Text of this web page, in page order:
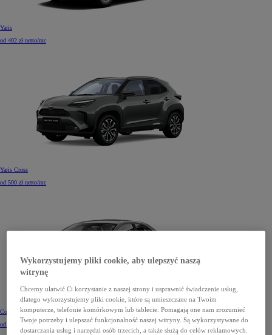
Yaris
od 402 zł netto/mc
Yaris Cross
od 500 zł netto/mc
Corolla Sedan
od 541 zł netto/mc
Wykorzystujemy pliki cookie, aby ulepszyć naszą
witrynę
Chcemy ułatwić Ci korzystanie z naszej strony i usprawnić świadczenie usług,
dlatego wykorzystujemy pliki cookie, które są umieszczane na Twoim
komputerze, telefonie komórkowym lub tablecie. Pomagają one nam zrozumieć
Twoje potrzeby i ulepszać funkcjonalność naszej witryny. Są wykorzystywane do
dostarczania usług i narzędzi osób trzecich, a także służą do celów reklamowych.